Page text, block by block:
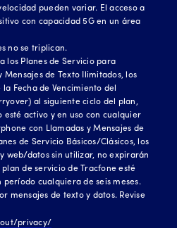
pueden variar. El acceso a
con capacidad 5G en un área
no se triplican.
los Planes de Servicio para
Mensajes de Texto Ilimitados, los
Fecha de Vencimiento del
al siguiente ciclo del plan,
esté activo y en uso con cualquier
con Llamadas y Mensajes de
de Servicio Básicos/Clásicos, los
web/datos sin utilizar, no expirarán
de servicio de Tracfone esté
cualquiera de seis meses.
mensajes de texto y datos. Revise
privacy/